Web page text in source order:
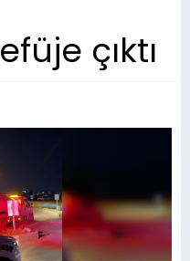
çıktı